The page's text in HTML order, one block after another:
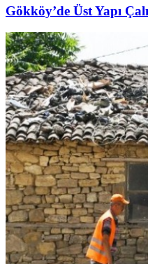
Gökköy’de Üst Yapı